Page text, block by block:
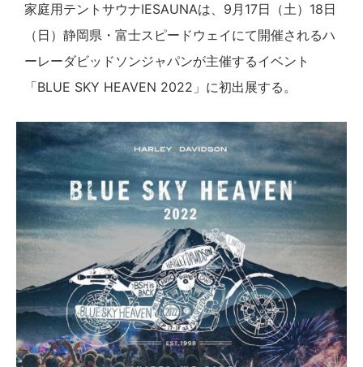
家庭用テントサウナIESAUNAは、9月17日（土）18日
（日）静岡県・富士スピードウェイにて開催されるハ
ーレーダビッドソンジャパンが主催するイベント
「BLUE SKY HEAVEN 2022」に初出展する。